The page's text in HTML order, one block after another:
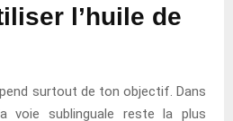
l’huile de
surtout de ton objectif. Dans
voie sublinguale reste la plus